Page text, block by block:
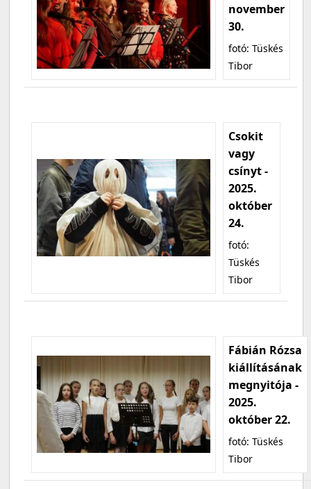
november
30.
fotó: Tüskés
Tibor
Csokit
vagy
csínyt -
2025.
október
24.
fotó:
Tüskés
Tibor
Fábián Rózsa
kiállításának
megnyitója -
2025.
október 22.
fotó: Tüskés
Tibor